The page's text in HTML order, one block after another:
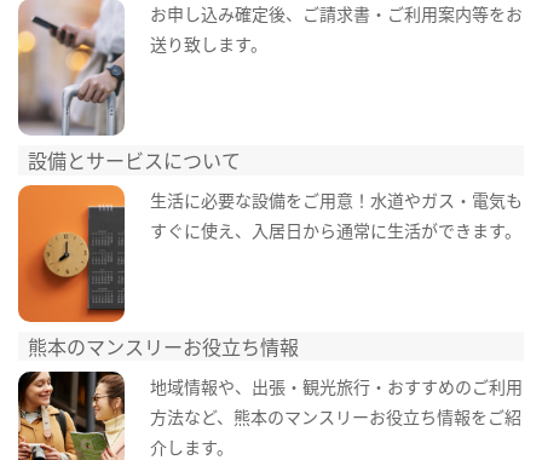
お申し込み確定後、ご請求書・ご利用案内等をお
送り致します。
設備とサービスについて
生活に必要な設備をご用意！水道やガス・電気も
すぐに使え、入居日から通常に生活ができます。
熊本のマンスリーお役立ち情報
地域情報や、出張・観光旅行・おすすめのご利用
方法など、熊本のマンスリーお役立ち情報をご紹
介します。